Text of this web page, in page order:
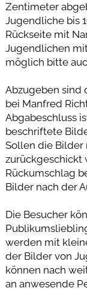
Zentimeter
Jugendliche bis
Rückseite mit
Jugendlichen
möglich bitte
Abzugeben sind
bei Manfred
Abgabeschluss
beschriftete
Sollen die Bilder
zurückgeschickt
Rückumschlag
Bilder nach der
Die Besucher
werden mit
der Bilder von
können nach
an anwesende